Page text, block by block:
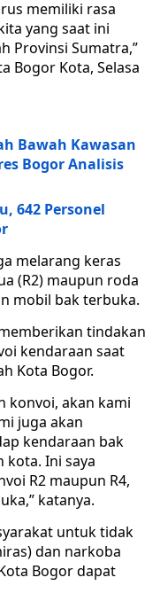
memiliki rasa
yang saat ini
Provinsi Sumatra,”
Bogor Kota, Selasa
Bawah Kawasan
Bogor Analisis
642 Personel
melarang keras
(R2) maupun roda
mobil bak terbuka.
tindakan
kendaraan saat
Kota Bogor.
konvoi, akan kami
juga akan
kendaraan bak
kota. Ini saya
R2 maupun R4,
katanya.
untuk tidak
dan narkoba
Bogor dapat